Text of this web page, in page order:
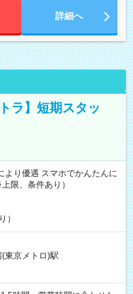
詳細へ
ラ】短期スタッ
り優遇 スマホでかんたんに
限、条件あり）
）
(東京メトロ)駅